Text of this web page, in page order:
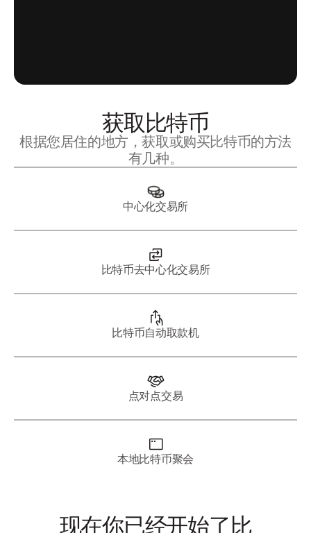
获取比特币
根据您居住的地方，获取或购买比特币的方法
有几种。
中心化交易所
比特币去中心化交易所
比特币自动取款机
点对点交易
本地比特币聚会
现在你已经开始了比